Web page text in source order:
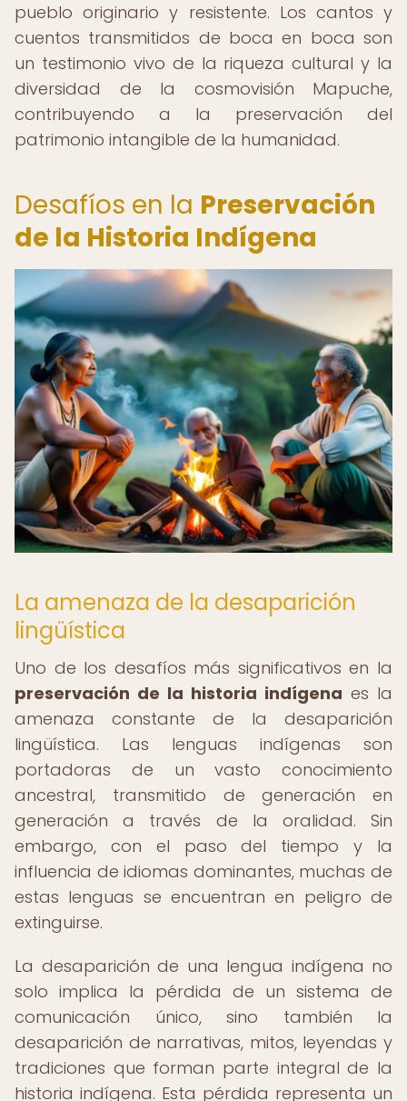
pueblo originario y resistente. Los cantos y
cuentos transmitidos de boca en boca son
un testimonio vivo de la riqueza cultural y la
diversidad de la cosmovisión Mapuche,
contribuyendo a la preservación del
patrimonio intangible de la humanidad.
Desafíos en la Preservación
de la Historia Indígena
La amenaza de la desaparición
lingüística
Uno de los desafíos más significativos en la
preservación de la historia indígena es la
amenaza constante de la desaparición
lingüística. Las lenguas indígenas son
portadoras de un vasto conocimiento
ancestral, transmitido de generación en
generación a través de la oralidad. Sin
embargo, con el paso del tiempo y la
influencia de idiomas dominantes, muchas de
estas lenguas se encuentran en peligro de
extinguirse.
La desaparición de una lengua indígena no
solo implica la pérdida de un sistema de
comunicación único, sino también la
desaparición de narrativas, mitos, leyendas y
tradiciones que forman parte integral de la
historia indígena. Esta pérdida representa un